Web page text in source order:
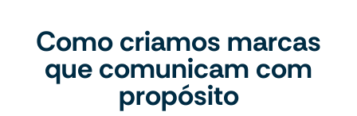
Como criamos marcas
que comunicam com
propósito